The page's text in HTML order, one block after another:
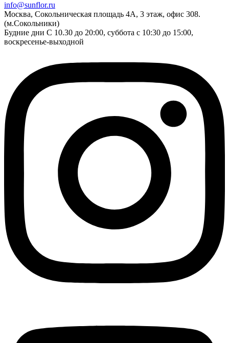
info@sunflor.ru
Москва, Сокольническая площадь 4А, 3 этаж, офис 308.
(м.Сокольники)
Будние дни C 10.30 до 20:00, суббота с 10:30 до 15:00,
воскресенье-выходной